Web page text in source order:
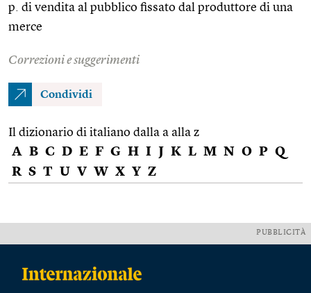
p. di vendita al pubblico fissato dal produttore di una
merce
Correzioni e suggerimenti
Condividi
Il dizionario di italiano dalla a alla z
A B C D E F G H I J K L M N O P Q
R S T U V W X Y Z
PUBBLICITÀ